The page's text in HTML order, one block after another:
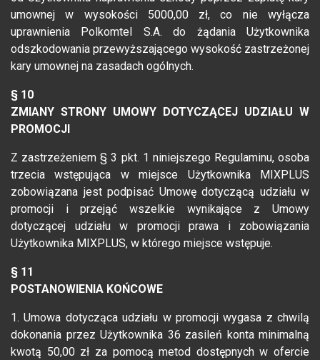
umownej w wysokości 5000,00 zł, co nie wyłącza
uprawnienia Polkomtel S.A. do żądania Użytkownika
odszkodowania przewyższającego wysokość zastrzeżonej
kary umownej na zasadach ogólnych.
§ 10
ZMIANY STRONY UMOWY DOTYCZĄCEJ UDZIAŁU W
PROMOCJI
Z zastrzeżeniem § 3 pkt. 1 niniejszego Regulaminu, osoba
trzecia wstępująca w miejsce Użytkownika MIXPLUS
zobowiązana jest podpisać Umowę dotyczącą udziału w
promocji i przejąć wszelkie wynikające z Umowy
dotyczącej udziału w promocji prawa i zobowiązania
Użytkownika MIXPLUS, w którego miejsce wstępuje.
§ 11
POSTANOWIENIA KOŃCOWE
1. Umowa dotycząca udziału w promocji wygasa z chwilą
dokonania przez Użytkownika 36 zasileń konta minimalną
kwotą 50,00 zł za pomocą metod dostępnych w ofercie